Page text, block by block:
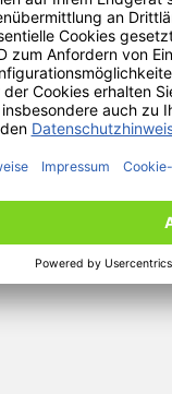
être créés à
d'immatriculation
affectés à